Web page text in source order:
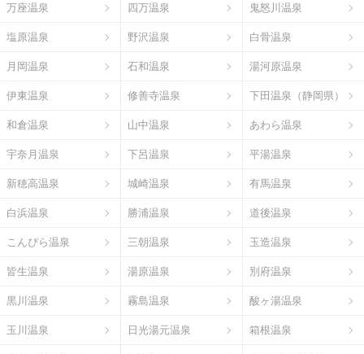
万座温泉 四万温泉 鬼怒川温泉
塩原温泉 野沢温泉 白骨温泉
月岡温泉 石和温泉 湯河原温泉
伊東温泉 修善寺温泉 下田温泉（静岡県）
和倉温泉 山中温泉 あわら温泉
宇奈月温泉 下呂温泉 平湯温泉
新穂高温泉 城崎温泉 有馬温泉
白浜温泉 勝浦温泉 道後温泉
こんぴら温泉 三朝温泉 玉造温泉
皆生温泉 湯原温泉 別府温泉
黒川温泉 霧島温泉 酸ヶ湯温泉
玉川温泉 日光湯元温泉 箱根温泉